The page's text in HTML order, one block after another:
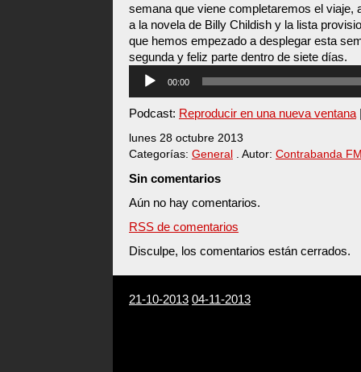
semana que viene completaremos el viaje,
a la novela de Billy Childish y la lista
que hemos empezado a desplegar esta
segunda y feliz parte dentro de siete días.
Reproductor
audio
00:00
Podcast: Reproducir en una nueva ventana
lunes 28 octubre 2013
Categorías: General . Autor: Contrabanda
Sin comentarios
Aún no hay comentarios.
RSS de comentarios
Disculpe, los comentarios están cerrados.
21-10-2013 04-11-2013